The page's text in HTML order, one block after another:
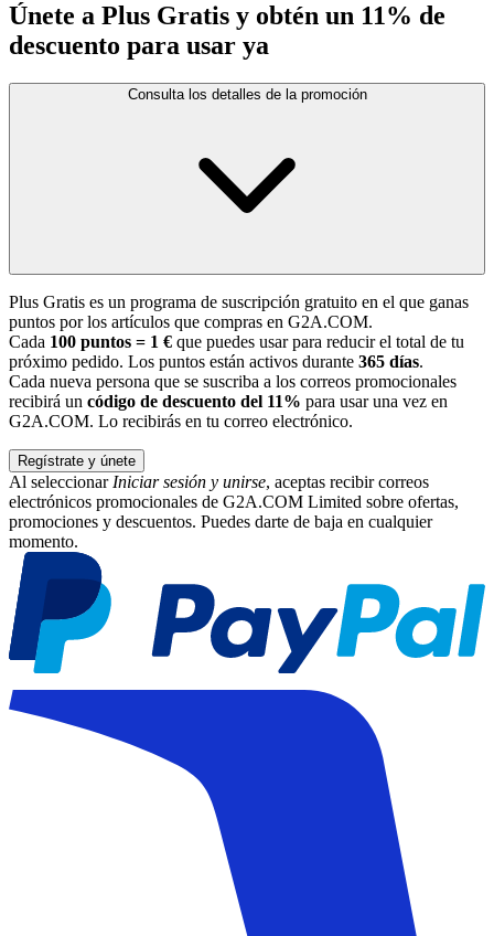
Únete a Plus Gratis y obtén un 11% de
descuento para usar ya
Consulta los detalles de la promoción
Plus Gratis es un programa de suscripción gratuito en el que ganas
puntos por los artículos que compras en G2A.COM.
Cada 100 puntos = 1 € que puedes usar para reducir el total de tu
próximo pedido. Los puntos están activos durante 365 días.
Cada nueva persona que se suscriba a los correos promocionales
recibirá un código de descuento del 11% para usar una vez en
G2A.COM. Lo recibirás en tu correo electrónico.
Regístrate y únete
Al seleccionar Iniciar sesión y unirse, aceptas recibir correos
electrónicos promocionales de G2A.COM Limited sobre ofertas,
promociones y descuentos. Puedes darte de baja en cualquier
momento.